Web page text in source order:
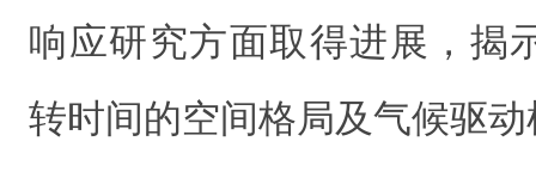
响应研究方面取得进展，揭
转时间的空间格局及气候驱